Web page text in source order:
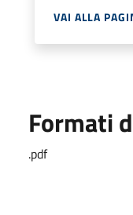
VAI ALLA
Formati
.pdf